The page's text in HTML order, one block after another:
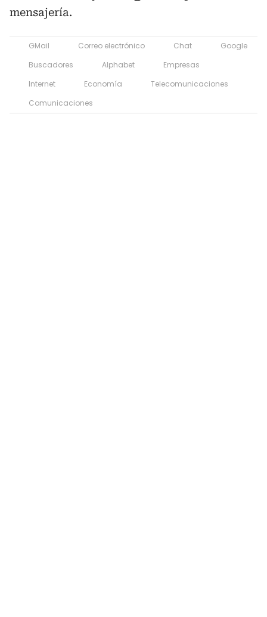
mensajería.
GMail Correo electrónico Chat
Google
Buscadores
Alphabet
Empresas
Internet
Economía
Telecomunicaciones
Comunicaciones